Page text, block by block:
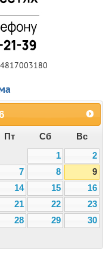
Пт Сб
Вс
1
2
7 8
9
14 15
16
21 22
23
28 29
30